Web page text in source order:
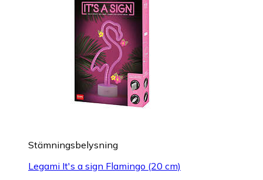
Stämningsbelysning
Legami It's a sign Flamingo (20 cm)